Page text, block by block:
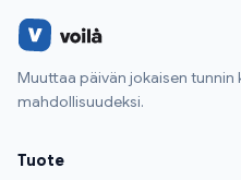
Muuttaa päivän jokaisen tunnin
mahdollisuudeksi.
Tuote